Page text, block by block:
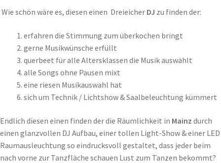
Wie schön wäre es, diesen einen Dreieicher DJ zu finden der:
erfahren die Stimmung zum überkochen bringt
gerne Musikwünsche erfüllt
querbeet für alle Altersklassen die Musik auswählt
alle Songs ohne Pausen mixt
eine riesen Musikauswahl hat
sich um Technik / Lichtshow & Saalbeleuchtung kümmert
Endlich diesen einen finden der die Räumlichkeit in Mainz durch
einen glanzvollen DJ Aufbau, einer tollen Light-Show & einer LED
Raumausleuchtung so eindrucksvoll gestaltet, dass jeder beim
nach vorne zur Tanzfläche schauen Lust zum Tanzen bekommt?